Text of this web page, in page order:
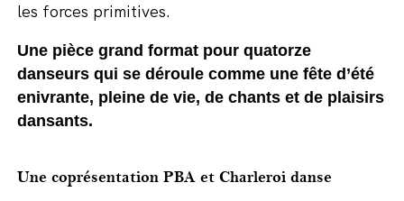
les forces primitives.
Une pièce grand format pour quatorze
danseurs qui se déroule comme une fête d’été
enivrante, pleine de vie, de chants et de plaisirs
dansants.
Une coprésentation PBA et Charleroi danse